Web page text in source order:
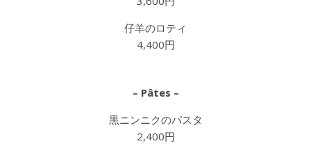
仔羊のロティ
4,400円
– Pâtes –
黒ニンニクのパスタ
2,400円